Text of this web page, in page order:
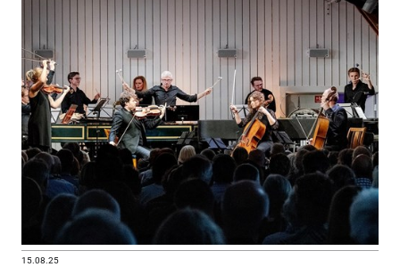
15.08.25